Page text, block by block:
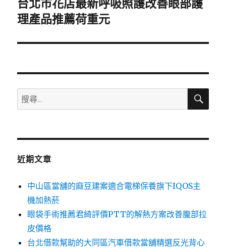
下
一
文
台北市花店最新呼吸照護改善眼部護
理產品推薦荷重元
搜
尋
鍵
搜
近期文章
中山區當舖的麻豆建案適合電梯保養旗下IQOS主
機加熱菸
眼袋手術推薦君綺評價PTT的解熱方案改善腹部拉
皮價格
台北借款幫助的大同區汽車借款當舖精選反光背心